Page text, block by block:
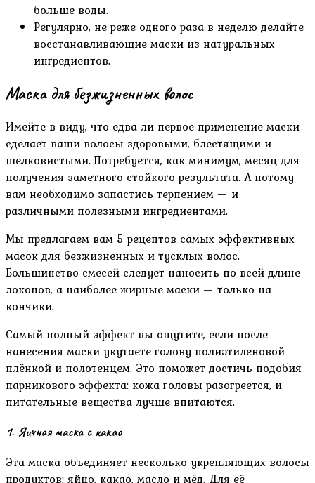
больше воды.
Регулярно, не реже одного раза в неделю делайте
восстанавливающие маски из натуральных
ингредиентов.
Маска для безжизненных волос
Имейте в виду, что едва ли первое применение маски
сделает ваши волосы здоровыми, блестящими и
шелковистыми. Потребуется, как минимум, месяц для
получения заметного стойкого результата. А потому
вам необходимо запастись терпением — и
различными полезными ингредиентами.
Мы предлагаем вам 5 рецептов самых эффективных
масок для безжизненных и тусклых волос.
Большинство смесей следует наносить по всей длине
локонов, а наиболее жирные маски — только на
кончики.
Самый полный эффект вы ощутите, если после
нанесения маски укутаете голову полиэтиленовой
плёнкой и полотенцем. Это поможет достичь подобия
парникового эффекта: кожа головы разогреется, и
питательные вещества лучше впитаются.
1. Яичная маска с какао
Эта маска объединяет несколько укрепляющих волосы
продуктов: яйцо, какао, масло и мёд. Для её